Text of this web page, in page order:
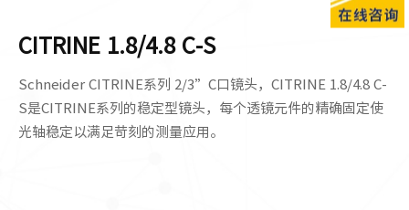
CITRINE 1.8/4.8 C-S
Schneider CITRINE系列 2/3”C口镜头，CITRINE 1.8/4.8 C-
S是CITRINE系列的稳定型镜头，每个透镜元件的精确固定使
光轴稳定以满足苛刻的测量应用。